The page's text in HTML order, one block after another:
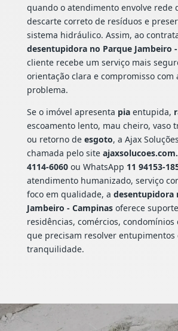
quando o atendimento envolve rede
descarte correto de resíduos e
sistema hidráulico. Assim, ao
desentupidora no Parque Jambeiro
cliente recebe um serviço mais
orientação clara e compromisso com
problema.
Se o imóvel apresenta piaentupida,
escoamento lento, mau cheiro, vaso
ou retorno de esgoto, a Ajax
chamada pelo site
4114-6060ou WhatsApp 11 94153-
atendimento humanizado, serviço
foco em qualidade, a desentupidora
Jambeiro - Campinasoferece
residências, comércios, condomínios
que precisam resolver entupimentos
tranquilidade.